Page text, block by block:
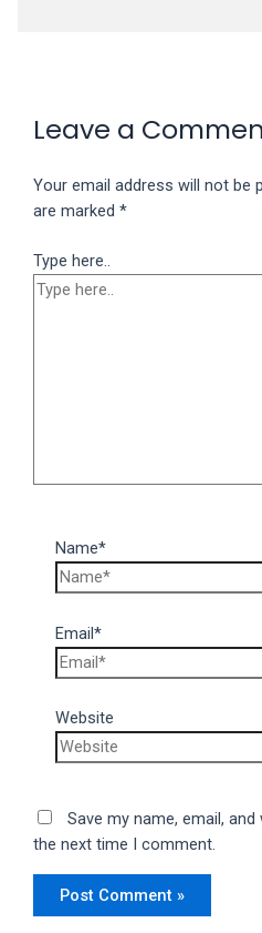
Leave a
Your email address will not be
are marked*
Type here..
Name*
Email*
Website
Save my name, email,
the next time I comment.